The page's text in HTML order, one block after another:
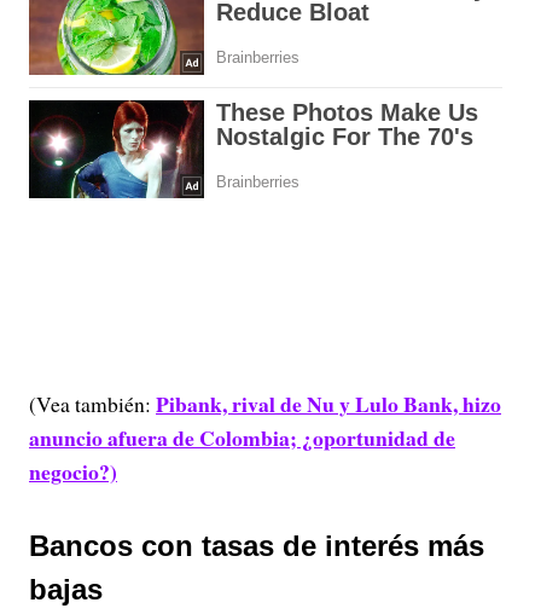
(Vea también: Pibank, rival de Nu y Lulo Bank, hizo
anuncio afuera de Colombia; ¿oportunidad de
negocio?)
Bancos con tasas de interés más
bajas